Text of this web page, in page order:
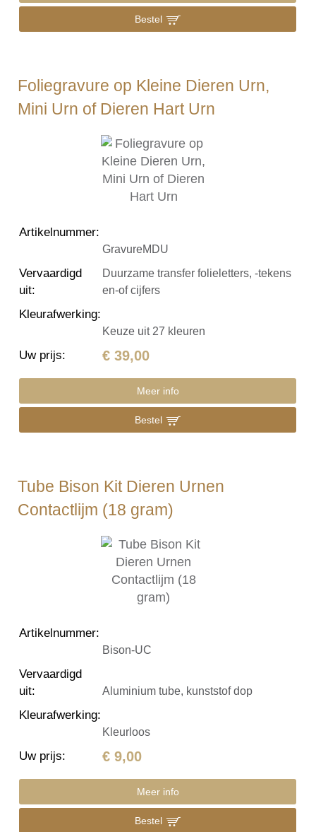
Bestel
Foliegravure op Kleine Dieren Urn,
Mini Urn of Dieren Hart Urn
Artikelnummer:
GravureMDU
Vervaardigd
uit:
Duurzame transfer folieletters, -tekens
en-of cijfers
Kleurafwerking:
Keuze uit 27 kleuren
Uw prijs: € 39,00
Meer info
Bestel
Tube Bison Kit Dieren Urnen
Contactlijm (18 gram)
Artikelnummer:
Bison-UC
Vervaardigd
uit: Aluminium tube, kunststof dop
Kleurafwerking:
Kleurloos
Uw prijs: € 9,00
Meer info
Bestel